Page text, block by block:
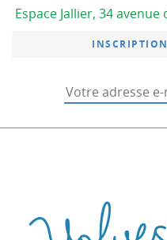
Espace Jallier, 34